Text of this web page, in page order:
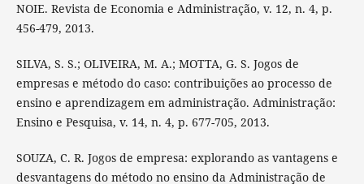
NOIE. Revista de Economia e Administração, v. 12, n. 4, p.
456-479, 2013.
SILVA, S. S.; OLIVEIRA, M. A.; MOTTA, G. S. Jogos de
empresas e método do caso: contribuições ao processo de
ensino e aprendizagem em administração. Administração:
Ensino e Pesquisa, v. 14, n. 4, p. 677-705, 2013.
SOUZA, C. R. Jogos de empresa: explorando as vantagens e
desvantagens do método no ensino da Administração de